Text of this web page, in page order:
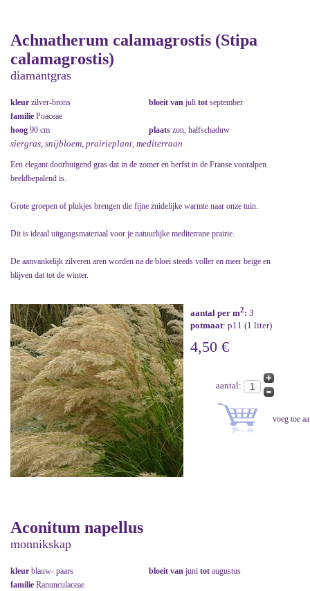
Achnatherum calamagrostis (Stipa
calamagrostis)
diamantgras
kleur zilver-brons bloeit van juli tot september
familie Poaceae
hoog 90 cm plaats zon, halfschaduw
siergras, snijbloem, prairieplant, mediterraan
Een elegant doorbuigend gras dat in de zomer en herfst in de Franse vooralpen
beeldbepalend is.
Grote groepen of plukjes brengen die fijne zuidelijke warmte naar onze tuin.
Dit is ideaal uitgangsmateriaal voor je natuurlijke mediterrane prairie.
De aanvankelijk zilveren aren worden na de bloei steeds voller en meer beige en
blijven dat tot de winter.
aantal per m2: 3
potmaat: p11 (1 liter)
4,50 €
aantal:
Aconitum napellus
monnikskap
kleur blauw- paars bloeit van juni tot augustus
familie Ranunculaceae